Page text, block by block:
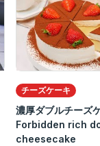
チーズケーキ
濃厚ダブルチーズ
Forbidden rich
cheesecake